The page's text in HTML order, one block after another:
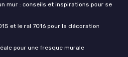
mur : conseils et inspirations pour se
et le ral 7016 pour la décoration
pour une fresque murale